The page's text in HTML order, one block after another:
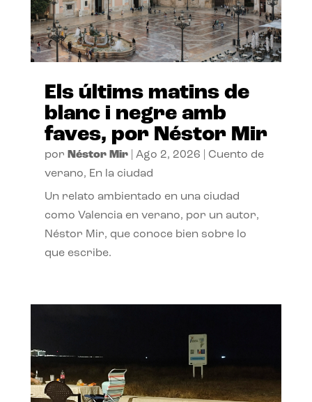
Els últims matins de
blanc i negre amb
faves, por Néstor Mir
por Néstor Mir| Ago 2, 2026
Cuento de
verano, En la ciudad
Un relato ambientado en una ciudad
como Valencia en verano, por un autor,
Néstor Mir, que conoce bien sobre lo
que escribe.